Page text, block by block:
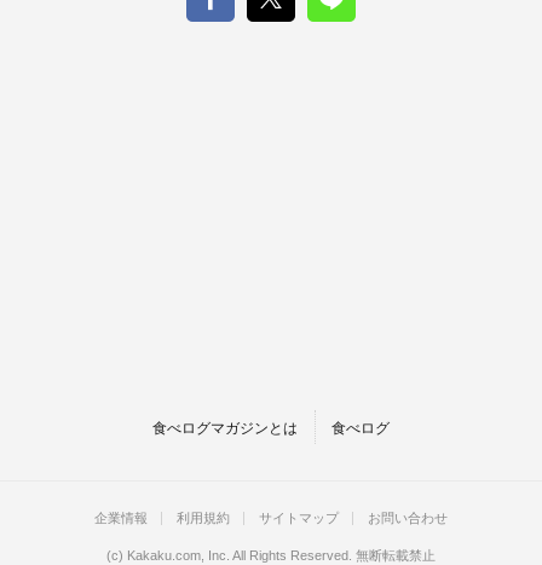
食べログマガジンとは 食べログ
企業情報 利用規約 サイトマップ お問い合わせ
(c) Kakaku.com, Inc. All Rights Reserved. 無断転載禁止